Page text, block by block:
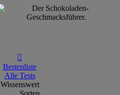

Bestenliste
Alle Tests
Wissenswert
Sorten